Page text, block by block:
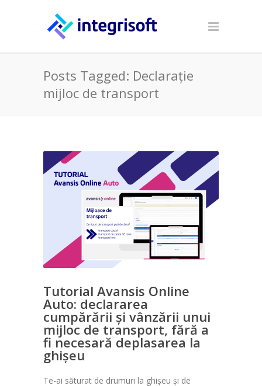
Posts Tagged: Declarație
mijloc de transport
Tutorial Avansis Online
Auto: declararea
cumpărării și vânzării unui
mijloc de transport, fără a
fi necesară deplasarea la
ghișeu
Te-ai săturat de drumuri la ghișeu și de